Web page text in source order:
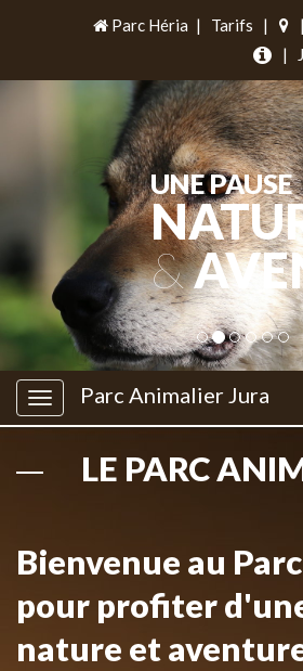
Parc Héria | Tarifs | |
|
UNE PAUSE
&
Parc Animalier Jura
LE PARC
Bienvenue au
pour profiter
nature et